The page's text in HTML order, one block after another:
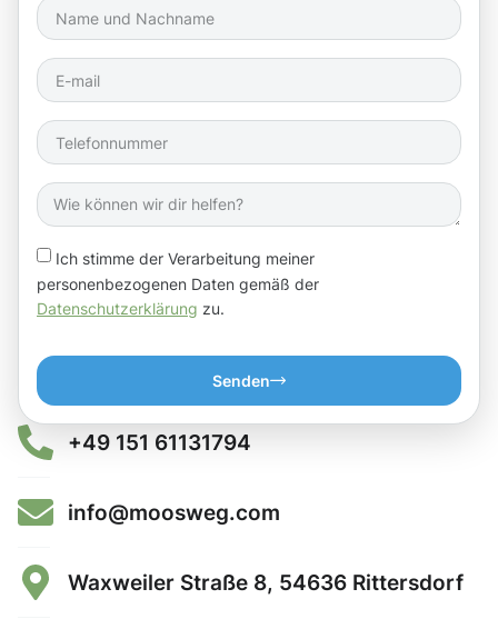
Ich stimme der Verarbeitung meiner
personenbezogenen Daten gemäß der
Datenschutzerklärung zu.
Senden
+49 151 61131794
info@moosweg.com
Waxweiler Straße 8, 54636 Rittersdorf